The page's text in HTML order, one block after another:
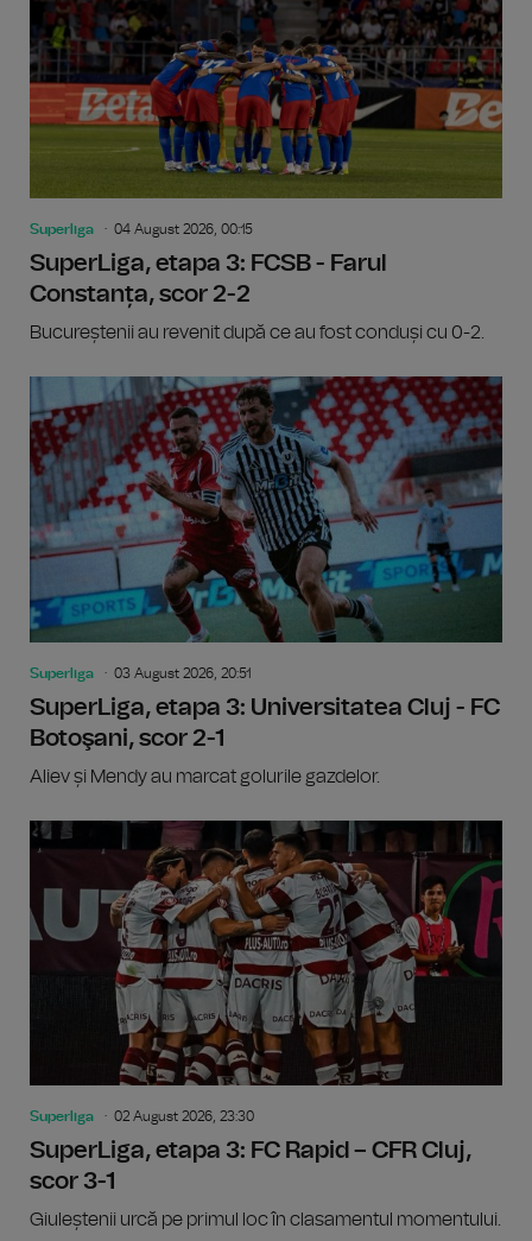
Superliga 04 August 2026, 00:15
SuperLiga, etapa 3: FCSB - Farul
Constanța, scor 2-2
Bucureștenii au revenit după ce au fost conduși cu 0-2.
Superliga 03 August 2026, 20:51
SuperLiga, etapa 3: Universitatea Cluj - FC
Botoşani, scor 2-1
Aliev și Mendy au marcat golurile gazdelor.
Superliga 02 August 2026, 23:30
SuperLiga, etapa 3: FC Rapid – CFR Cluj,
scor 3-1
Giuleștenii urcă pe primul loc în clasamentul momentului.